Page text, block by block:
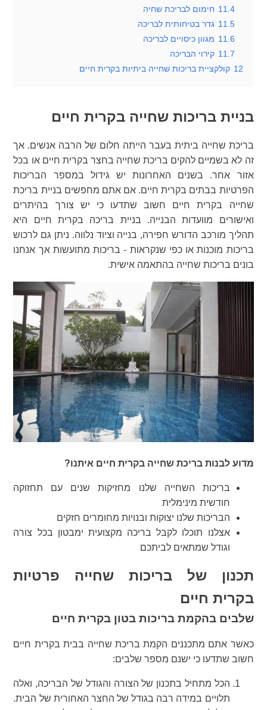
11.4 חימום לבריכת שחיה
11.5 גדר בטיחותית לבריכה
11.6 מגוון כיסויים לבריכה
11.7 קירוי הבריכה
12 קולקציית בריכות שחייה ביתיות בקרית חיים
בניית בריכות שחייה בקרית חיים
בריכת שחייה ביתית בעבר הייתה חלום של הרבה אנשים. אך
זה לא בשמיים להקים בריכת שחייה בחצר בקרית חיים או בכל
אזור אחר. בשנים האחרונות יש גידול במספר הבריכות
הפרטיות בבתים בקרית חיים. אם אתם מחפשים בניית בריכת
שחייה בקרית חיים חשוב שתדעו כי יש צורך בהיתרים
ואישורים מוועדות הבנייה. בניית בריכה בקרית חיים היא
תהליך מורכב הדורש חפירה, בנייה וציוד נלווה. ניתן גם לרכוש
בריכות מוכנות או כפי שנקראות - בריכות מתועשות אך אנחנו
בונים בריכות שחייה בהתאמה אישית.
מדוע לבנות בריכת שחייה בקרית חיים איתנו?
בריכות השחייה שלנו מחזיקות שנים עם תחזוקה
חודשית מינימלית
הבריכות שלנו יצוקות ובנויות מחומרים חזקים
אצלנו תוכלו לקבל בריכה מקצועית ימבטון בכל צורה
וגודל שמתאים לביתכם
תכנון של בריכות שחייה פרטיות
בקרית חיים
שלבים בהקמת בריכות בטון בקרית חיים
כאשר אתם מתכננים הקמת בריכת שחייה בבית בקרית חיים
חשוב שתדעו כי ישנם מספר שלבים:
הכל מתחיל בתכנון של הצורה והגודל של הבריכה, ואלה
תלויים במידה רבה בגודל של החצר האחורית של הבית.